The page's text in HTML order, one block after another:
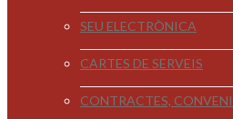
SEU ELECTRÒNICA
CARTES DE SERVEIS
CONTRACTES,